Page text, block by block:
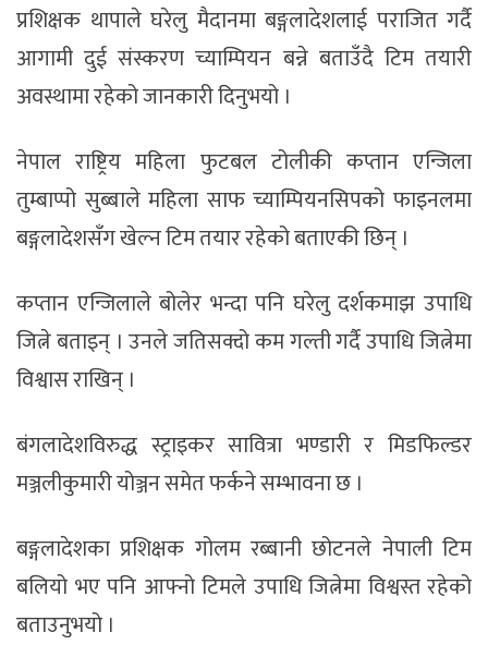
प्रशिक्षक थापाले घरेलु मैदानमा बङ्गलादेशलाई पराजित गर्दै
आगामी दुई संस्करण च्याम्पियन बन्ने बताउँदै टिम तयारी
अवस्थामा रहेको जानकारी दिनुभयो ।
नेपाल राष्ट्रिय महिला फुटबल टोलीकी कप्तान एन्जिला
तुम्बाप्पो सुब्बाले महिला साफ च्याम्पियनसिपको फाइनलमा
बङ्गलादेशसँग खेल्न टिम तयार रहेको बताएकी छिन् ।
कप्तान एन्जिलाले बोलेर भन्दा पनि घरेलु दर्शकमाझ उपाधि
जित्ने बताइन् । उनले जतिसक्दो कम गल्ती गर्दै उपाधि जित्नेमा
विश्वास राखिन् ।
बंगलादेशविरुद्ध स्ट्राइकर सावित्रा भण्डारी र मिडफिल्डर
मञ्जलीकुमारी योञ्जन समेत फर्कने सम्भावना छ ।
बङ्गलादेशका प्रशिक्षक गोलम रब्बानी छोटनले नेपाली टिम
बलियो भए पनि आफ्नो टिमले उपाधि जित्नेमा विश्वस्त रहेको
बताउनुभयो ।